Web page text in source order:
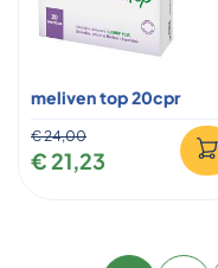
meliven top 20cpr
€ 24,00
€ 21,23